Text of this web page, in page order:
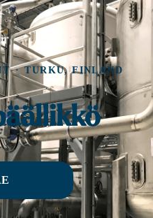
· TURKU, FINLAND